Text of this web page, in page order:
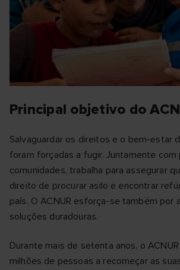
Principal objetivo do
Salvaguardar os direitos e o bem-estar
foram forçadas a fugir. Juntamente com
comunidades, trabalha para assegurar
direito de procurar asilo e encontrar
país. O ACNUR esforça-se também por
soluções duradouras.
Durante mais de setenta anos, o
milhões de pessoas a recomeçar as